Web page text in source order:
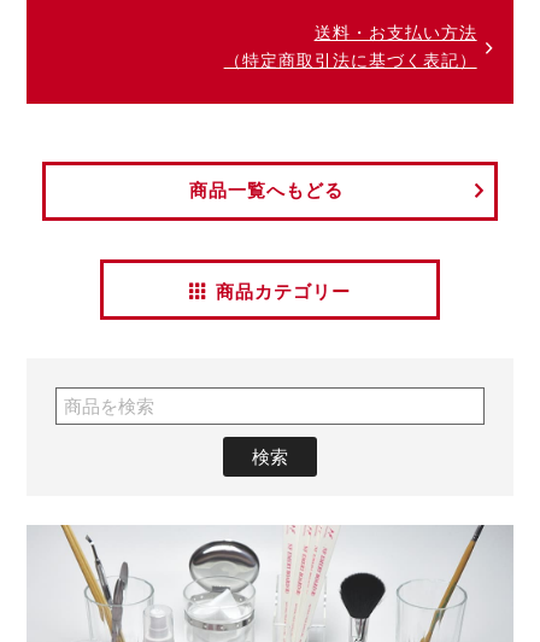
送料・お支払い方法
（特定商取引法に基づく表記）
商品一覧へもどる
商品カテゴリー